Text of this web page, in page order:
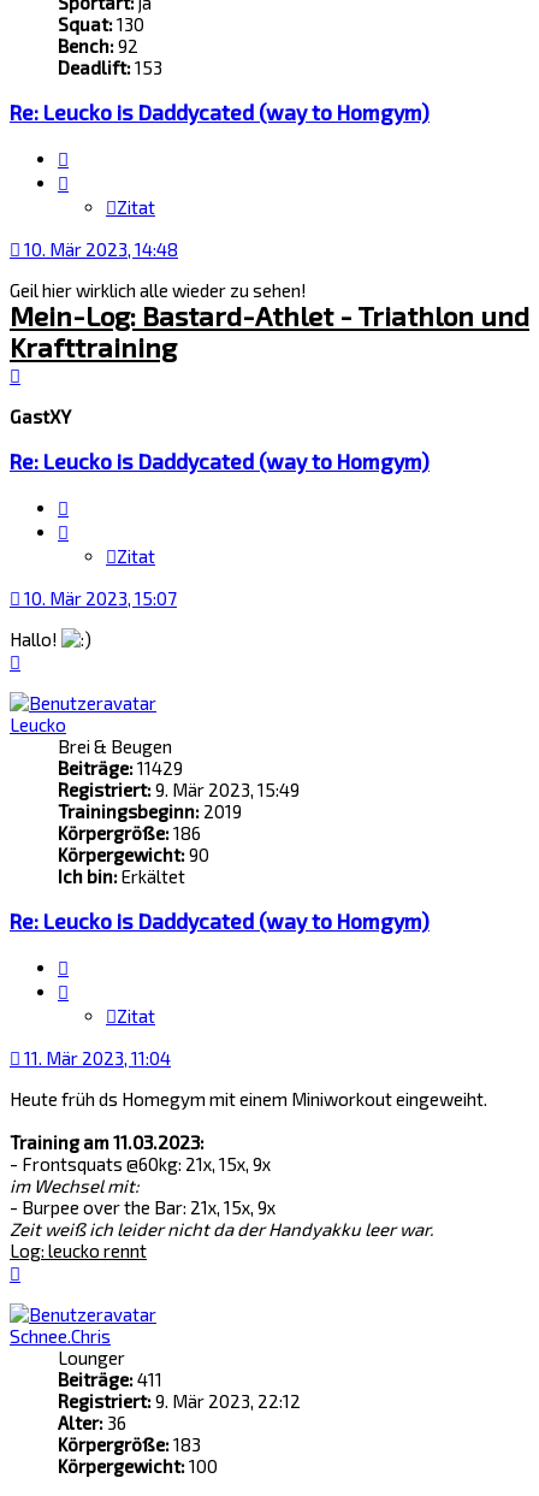
Squat:130
Bench:92
Deadlift:153
Re: Leucko is Daddycated (way to Homgym)
Zitat
10. Mär 2023, 14:48
Geil hier wirklich alle wieder zu sehen!
Mein-Log: Bastard-Athlet - Triathlon und
Krafttraining
GastXY
Re: Leucko is Daddycated (way to Homgym)
Zitat
10. Mär 2023, 15:07
Hallo!
Leucko
Brei & Beugen
Beiträge:11429
Registriert:9. Mär 2023, 15:49
Trainingsbeginn: 2019
Körpergröße:186
Körpergewicht:90
Ich bin:Erkältet
Re: Leucko is Daddycated (way to Homgym)
Zitat
11. Mär 2023, 11:04
Heute früh ds Homegym mit einem Miniworkout eingeweiht.
Training am 11.03.2023:
- Frontsquats @60kg: 21x, 15x, 9x
im Wechsel mit:
- Burpee over the Bar: 21x, 15x, 9x
Zeit weiß ich leider nicht da der Handyakku leer war.
Log: leucko rennt
Schnee.Chris
Lounger
Beiträge:411
Registriert:9. Mär 2023, 22:12
Alter: 36
Körpergröße:183
Körpergewicht:100